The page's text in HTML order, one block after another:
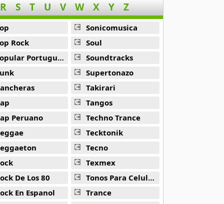
R S T U V W X Y Z
Rock
Portuguesa
Peruano
De Los 80
En Espanol
Sonicomusica
Soul
Soundtracks
Supertonazo
Takirari
Tangos
Techno Trance
Tecktonik
Tecno
Texmex
Tonos Para Celulares
Trance